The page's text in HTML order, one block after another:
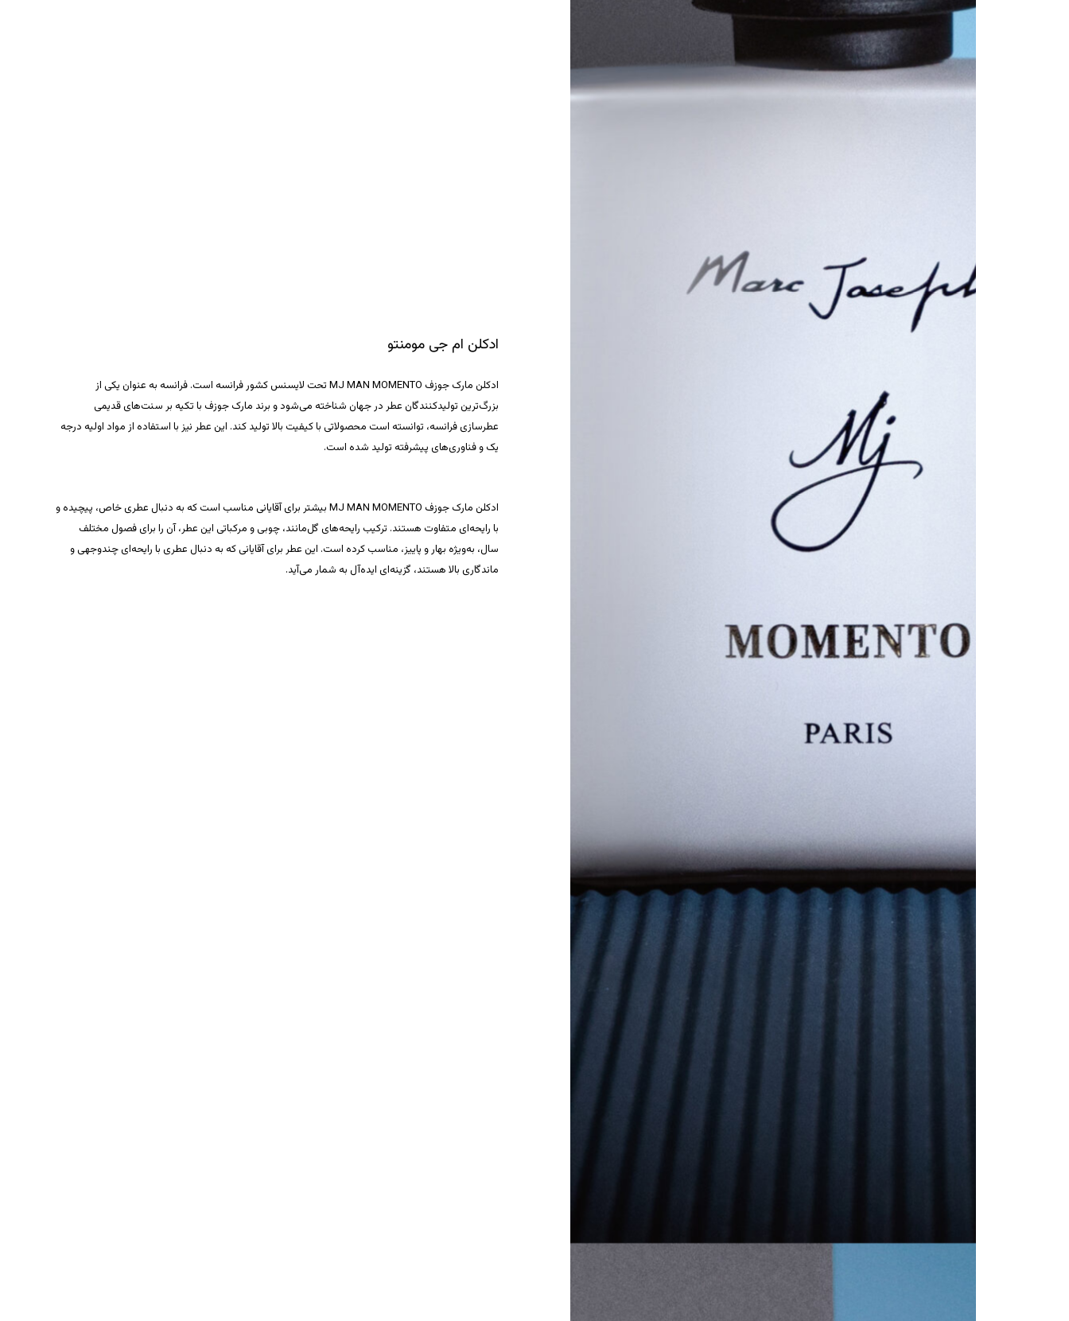
ادکلن ام جی مومنتو
ادکلن مارک جوزف MJ MAN MOMENTO تحت لایسنس کشور فرانسه است. فرانسه به عنوان یکی از
بزرگ‌ترین تولیدکنندگان عطر در جهان شناخته می‌شود و برند مارک جوزف با تکیه بر سنت‌های قدیمی
عطرسازی فرانسه، توانسته است محصولاتی با کیفیت بالا تولید کند. این عطر نیز با استفاده از مواد اولیه درجه
یک و فناوری‌های پیشرفته تولید شده است.
ادکلن مارک جوزف MJ MAN MOMENTO بیشتر برای آقایانی مناسب است که به دنبال عطری خاص، پیچیده و
با رایحه‌ای متفاوت هستند. ترکیب رایحه‌های گل‌مانند، چوبی و مرکباتی این عطر، آن را برای فصول مختلف
سال، به‌ویژه بهار و پاییز، مناسب کرده است. این عطر برای آقایانی که به دنبال عطری با رایحه‌ای چندوجهی و
ماندگاری بالا هستند، گزینه‌ای ایده‌آل به شمار می‌آید.